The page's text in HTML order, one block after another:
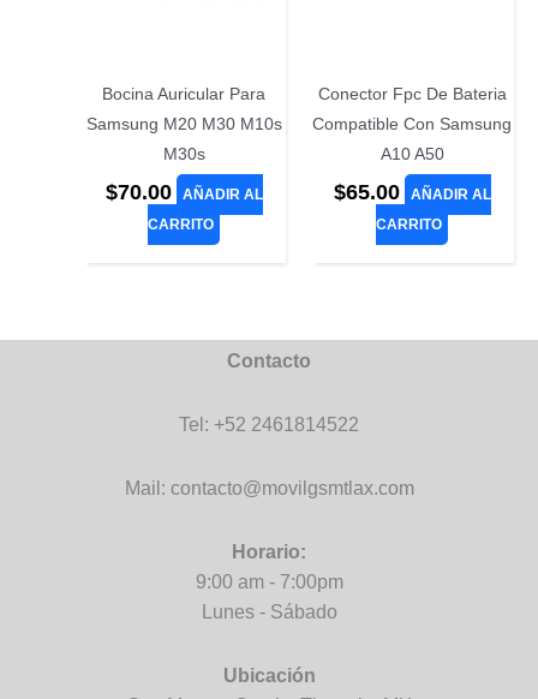
Bocina Auricular Para
Samsung M20 M30 M10s
M30s
$70.00
AÑADIR AL
CARRITO
Conector Fpc De Bateria
Compatible Con Samsung
A10 A50
$65.00
AÑADIR AL
CARRITO
Contacto
Tel: +52 2461814522
Mail: contacto@movilgsmtlax.com
Horario:
9:00 am - 7:00pm
Lunes - Sábado
Ubicación